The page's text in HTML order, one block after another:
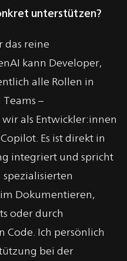
unterstützen?
das reine
kann Developer,
alle Rollen in
–
als Entwickler:innen
Es ist direkt in
integriert und spricht
Dokumentieren,
oder durch
Ich persönlich
bei der